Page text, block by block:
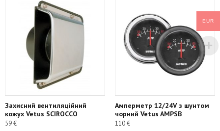
Захисний вентиляційний
кожух Vetus SCIROCCO
59€
Амперметр 12/24V з шунтом
чорний Vetus AMPSB
110€
EUR